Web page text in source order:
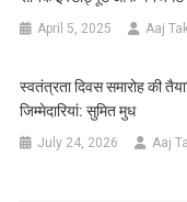
April 5, 2025 Aaj
स्वतंत्रता दिवस समारोह की
जिम्मेदारियां: सुमित मुध
July 24, 2026 Aaj